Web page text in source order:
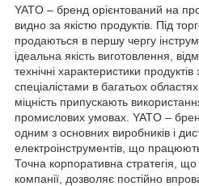
YATO – бренд орієнтований на
видно за якістю продуктів. Під
продаються в першу чергу
ідеальна якість виготовлення,
технічні характеристики
спеціалістами в багатьох
міцність припускають
промислових умовах. YATO –
одним з основних виробників і
електроінструментів, що
Точна корпоративна стратегія, що
компанії, дозволяє постійно